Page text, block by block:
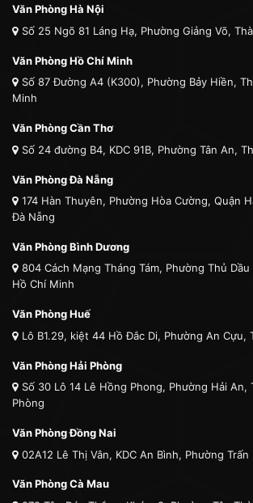
Văn Phòng Hà Nội
Số 25 Ngõ 81 Láng Hạ, Phường Giảng Võ,
Văn Phòng Hồ Chí Minh
Số 87 Đường A4 (K300), Phường Bảy Hiền,
Minh
Văn Phòng Cần Thơ
Số 24 đường B4, KDC 91B, Phường Tân An,
Văn Phòng Đà Nẵng
174 Hàn Thuyên, Phường Hòa Cường, Quận
Đà Nẵng
Văn Phòng Bình Dương
804 Cách Mạng Tháng Tám, Phường Thủ
Hồ Chí Minh
Văn Phòng Huế
Lô B1.29, kiệt 44 Hồ Đắc Di, Phường An Cựu,
Văn Phòng Hải Phòng
Số 30 Lô 14 Lê Hồng Phong, Phường Hải An,
Phòng
Văn Phòng Đồng Nai
02A12 Lê Thị Vân, KDC An Bình, Phường
Văn Phòng Cà Mau